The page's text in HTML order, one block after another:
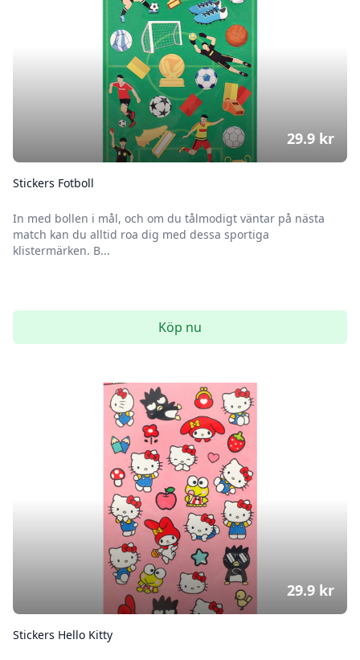
Stickers Fotboll
In med bollen i mål, och om du tålmodigt väntar på nästa
match kan du alltid roa dig med dessa sportiga
klistermärken. B...
29.9 kr
Köp nu
Stickers Hello Kitty
29.9 kr